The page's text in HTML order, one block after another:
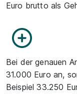
Euro brutto als
Bei der genauen
31.000 Euro an,
Beispiel 33.250